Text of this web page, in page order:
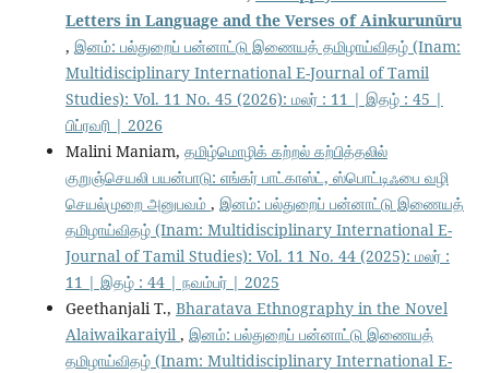
Letters in Language and the Verses of Ainkurunūru
, இனம்: பல்துறைப் பன்னாட்டு இணையத் தமிழாய்விதழ் (Inam:
Multidisciplinary International E-Journal of Tamil
Studies): Vol. 11 No. 45 (2026): மலர் : 11 | இதழ் : 45 |
பிப்ரவரி | 2026
Malini Maniam, தமிழ்மொழிக் கற்றல் கற்பித்தலில்
குறுஞ்செயலி பயன்பாடு: எங்கர் பாட்காஸ்ட், ஸ்பொட்டிஃபை வழி
செயல்முறை அனுபவம் , இனம்: பல்துறைப் பன்னாட்டு இணையத்
தமிழாய்விதழ் (Inam: Multidisciplinary International E-
Journal of Tamil Studies): Vol. 11 No. 44 (2025): மலர் :
11 | இதழ் : 44 | நவம்பர் | 2025
Geethanjali T., Bharatava Ethnography in the Novel
Alaiwaikaraiyil , இனம்: பல்துறைப் பன்னாட்டு இணையத்
தமிழாய்விதழ் (Inam: Multidisciplinary International E-